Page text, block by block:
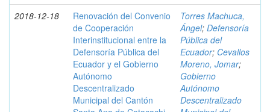
2018-12-18
Renovación del Convenio
de Cooperación
Interinstitucional entre la
Defensoría Pública del
Ecuador y el Gobierno
Autónomo
Descentralizado
Municipal del Cantón
Torres Machuca,
Ángel; Defensoría
Pública del
Ecuador; Cevallos
Moreno, Jomar;
Gobierno
Autónomo
Descentralizado